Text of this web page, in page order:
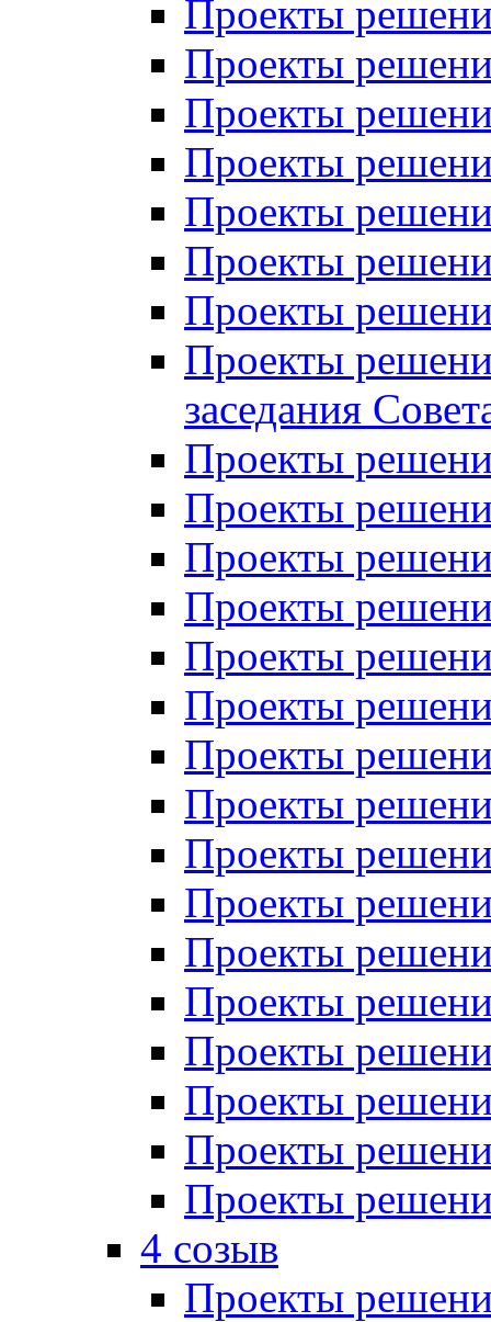
Проекты
Проекты
Проекты
Проекты
Проекты
Проекты
Проекты
Проекты
заседания
Проекты
Проекты
Проекты
Проекты
Проекты
Проекты
Проекты
Проекты
Проекты
Проекты
Проекты
Проекты
Проекты
Проекты
Проекты
Проекты
4 созыв
Проекты